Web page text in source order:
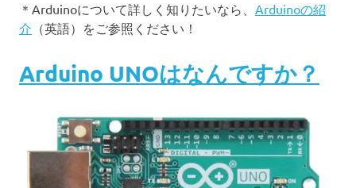
＊Arduinoについて詳しく知りたいなら、 Arduinoの紹
介 （英語）をご参照ください！
Arduino UNOはなんですか？